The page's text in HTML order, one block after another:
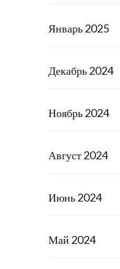
Январь 2025
Декабрь 2024
Ноябрь 2024
Август 2024
Июнь 2024
Май 2024